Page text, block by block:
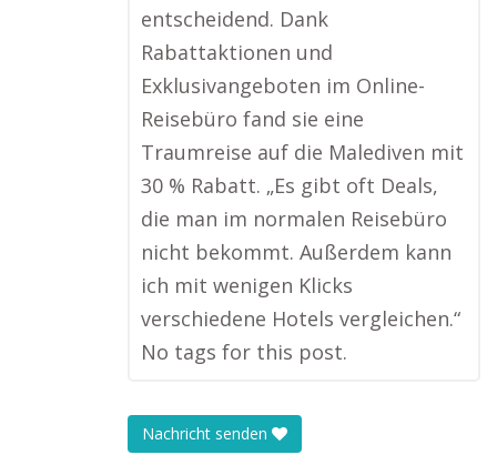
entscheidend. Dank
Rabattaktionen und
Exklusivangeboten im Online-
Reisebüro fand sie eine
Traumreise auf die Malediven mit
30 % Rabatt. „Es gibt oft Deals,
die man im normalen Reisebüro
nicht bekommt. Außerdem kann
ich mit wenigen Klicks
verschiedene Hotels vergleichen.“
No tags for this post.
Nachricht senden